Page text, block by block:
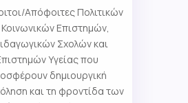
Απόφοιτες Πολιτικών
Κοινωνικών Επιστημών,
Σχολών και
Υγείας που
δημιουργική
και τη φροντίδα των